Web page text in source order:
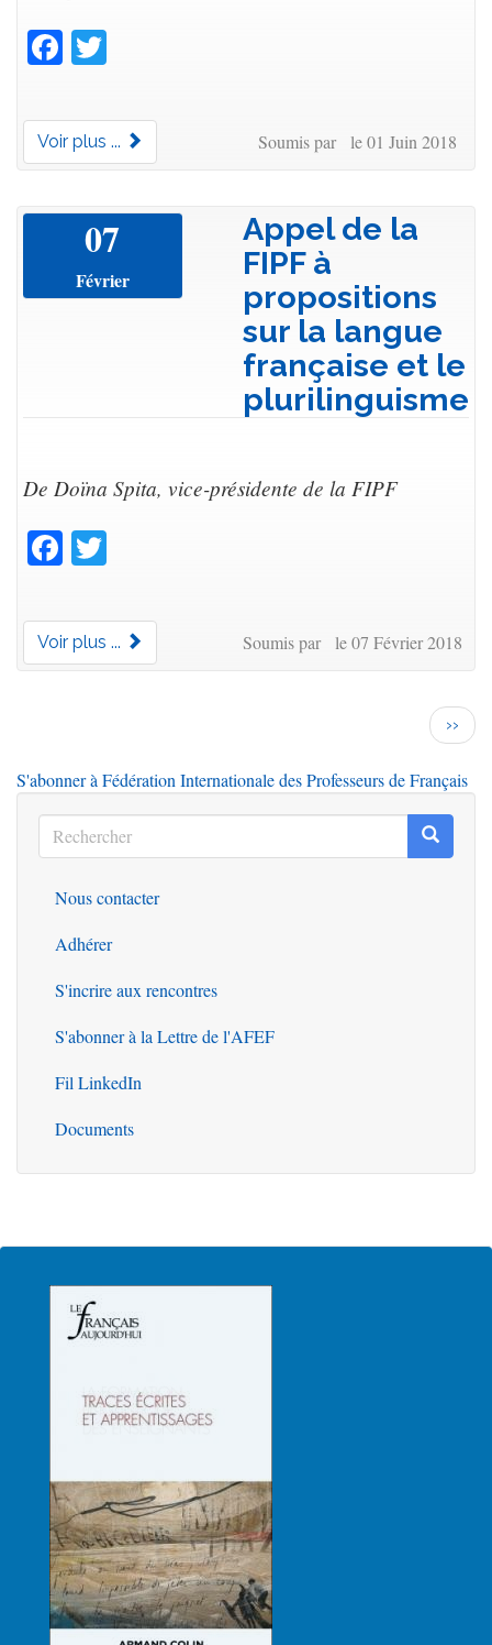
Facebook
Voir plus ... Soumis par le 01 Juin 2018
07
Février
Appel de la
FIPF à
propositions
sur la langue
française et le
plurilinguisme
De Doïna Spita, vice-présidente de la FIPF
Facebook
Voir plus ... Soumis par le 07 Février 2018
Page
››
S'abonner à Fédération Internationale des Professeurs de Français
Rechercher
Rechercher
Outils
Nous contacter
Adhérer
S'incrire aux rencontres
S'abonner à la Lettre de l'AFEF
Fil LinkedIn
Documents